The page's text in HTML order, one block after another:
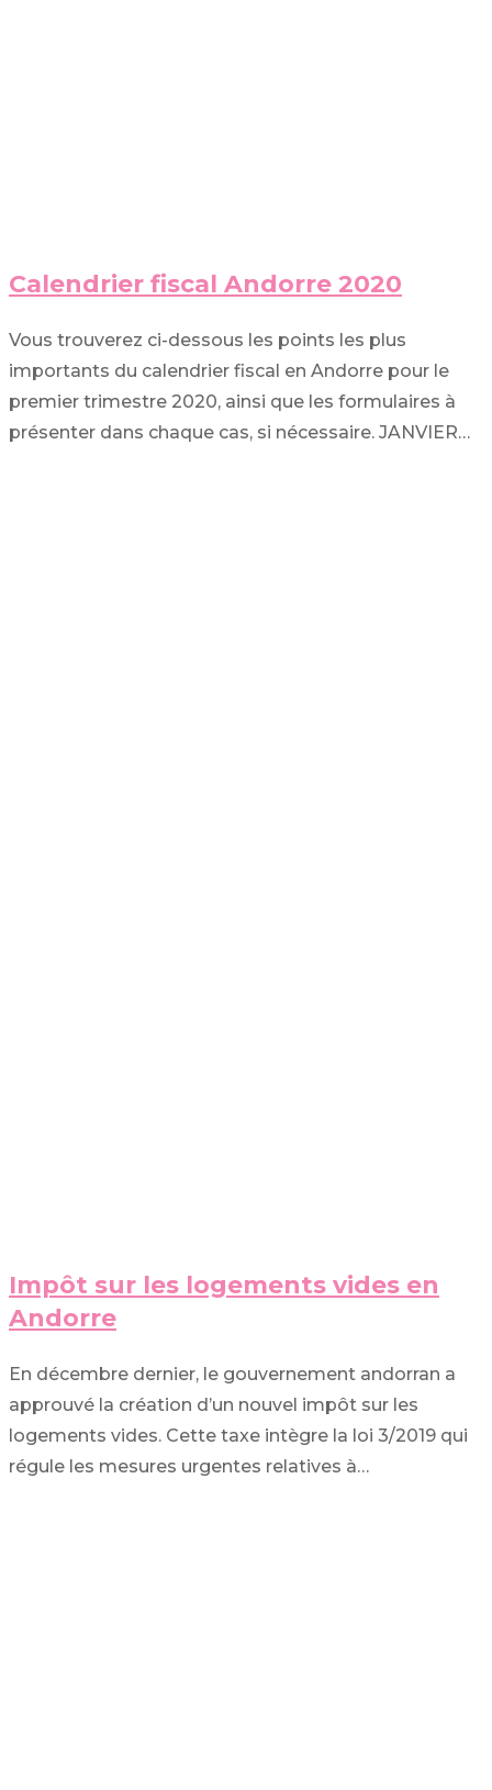
Calendrier fiscal Andorre 2020
Vous trouverez ci-dessous les points les plus
importants du calendrier fiscal en Andorre pour le
premier trimestre 2020, ainsi que les formulaires à
présenter dans chaque cas, si nécessaire. JANVIER…
Impôt sur les logements vides en
Andorre
En décembre dernier, le gouvernement andorran a
approuvé la création d’un nouvel impôt sur les
logements vides. Cette taxe intègre la loi 3/2019 qui
régule les mesures urgentes relatives à…